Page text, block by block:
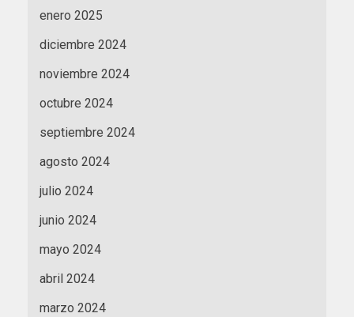
enero 2025
diciembre 2024
noviembre 2024
octubre 2024
septiembre 2024
agosto 2024
julio 2024
junio 2024
mayo 2024
abril 2024
marzo 2024